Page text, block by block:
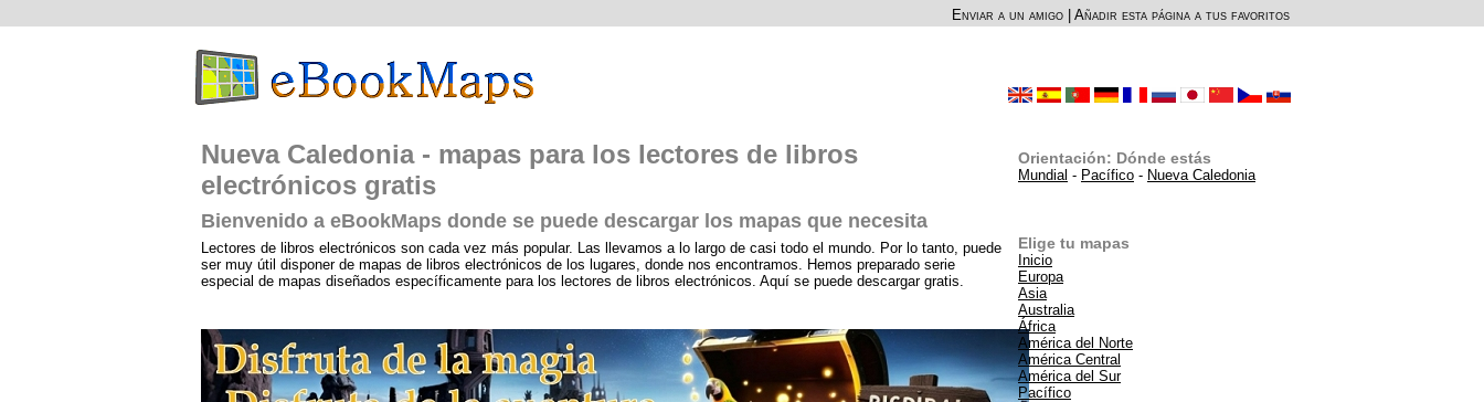
Enviar a un amigo Añadir esta página a tus favoritos
Nueva Caledonia - mapas para los lectores de libros
electrónicos gratis
Bienvenido a eBookMaps donde se puede descargar los mapas que necesita
Lectores de libros electrónicos son cada vez más popular. Las llevamos a lo largo de casi todo el mundo. Por lo tanto, puede
ser muy útil disponer de mapas de libros electrónicos de los lugares, donde nos encontramos. Hemos preparado serie
especial de mapas diseñados específicamente para los lectores de libros electrónicos. Aquí se puede descargar gratis.
Orientación: Dónde estás
Mundial - Pacífico - Nueva Caledonia
Elige tu mapas
Inicio
Europa
Asia
Australia
África
América del Norte
América Central
América del Sur
Pacífico